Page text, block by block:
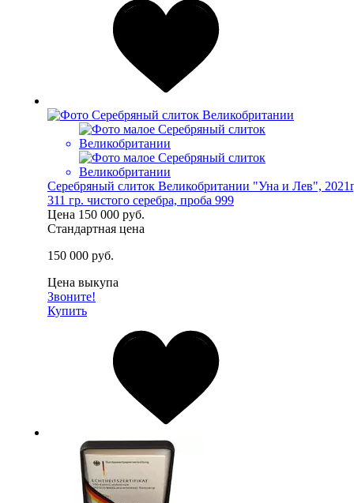
Серебряный слиток Великобритании "Уна и Лев",
311 гр. чистого серебра, проба 999
Цена 150 000 руб.
Стандартная цена
150 000 руб.
Цена выкупа
Звоните!
Купить